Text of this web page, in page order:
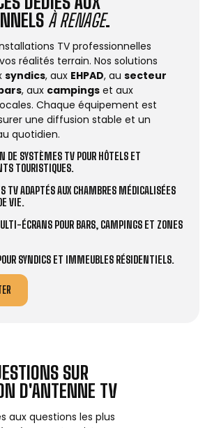
À RENAGE.
TV professionnelles
réalités terrain. Nos solutions
syndics, aux EHPAD, au secteur
, aux campings et aux
Chaque équipement est
une diffusion stable et un
quotidien.
DE SYSTÈMES TV POUR HÔTELS ET
TOURISTIQUES.
TV ADAPTÉS AUX CHAMBRES MÉDICALISÉES
VIE.
ÉCRANS POUR BARS, CAMPINGS ET ZONES
SYNDICS ET IMMEUBLES RÉSIDENTIELS.
SUR
D'ANTENNE TV
aux questions les plus